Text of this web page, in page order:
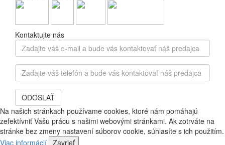
Kontaktujte nás
Zadajte
váš
e-
mail
a
bude
vás
kontaktovať
náš
predajca
Zadajte
váš
telefón
bude
vás
kontaktovať
náš
ODOSLAŤ
Na našich stránkach používame cookies, ktoré nám pomáhajú
zefektívniť Vašu prácu s našimi webovými stránkami. Ak zotrváte na
stránke bez zmeny nastavení súborov cookie, súhlasíte s ich použitím.
Viac informácií Zavrieť